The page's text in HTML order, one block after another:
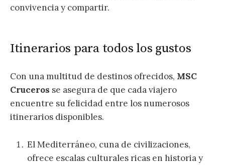
convivencia y compartir.
Itinerarios para todos los gustos
Con una multitud de destinos ofrecidos, MSC
Cruceros se asegura de que cada viajero
encuentre su felicidad entre los numerosos
itinerarios disponibles.
El Mediterráneo, cuna de civilizaciones,
ofrece escalas culturales ricas en historia y